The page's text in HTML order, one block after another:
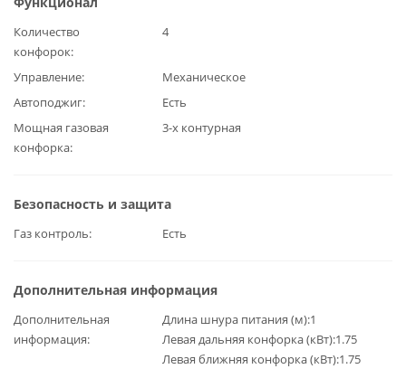
Количество
конфорок
4
Управление
Механическое
Автоподжиг
Есть
Мощная газовая
конфорка
3-х контурная
Безопасность и защита
Газ контроль Есть
Дополнительная информация
Дополнительная
информация
Длина шнура питания (м):1
Левая дальняя конфорка (кВт):1.75
Левая ближняя конфорка (кВт):1.75